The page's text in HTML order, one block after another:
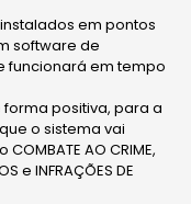
em pontos
software de
funcionará em tempo
positiva, para a
o sistema vai
AO CRIME,
e INFRAÇÕES DE